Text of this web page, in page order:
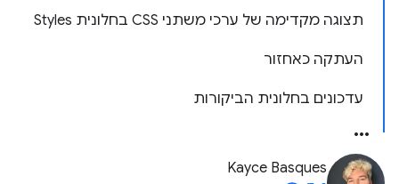
תצוגה מקדימה של ערכי משתני CSS בחלונית Styles
העתקה כאחזור
עדכונים בחלונית הביקורות
Kayce Basques